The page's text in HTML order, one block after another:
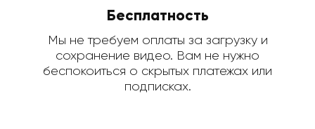
Бесплатность
Мы не требуем оплаты за загрузку и
сохранение видео. Вам не нужно
беспокоиться о скрытых платежах или
подписках.